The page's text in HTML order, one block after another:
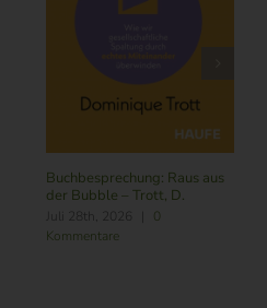
Buchbesprechung: Raus aus
der Bubble – Trott, D.
Juli 28th, 2026
0
Kommentare